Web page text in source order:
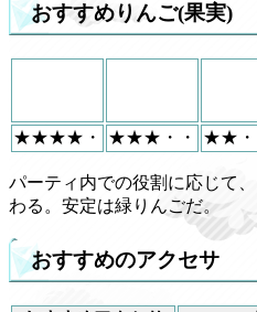
おすすめりんご(果実)
★★★★・ ★★★・・ ★★・
パーティ内での役割に応じて
わる。安定は緑りんごだ。
おすすめのアクセサ